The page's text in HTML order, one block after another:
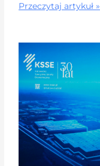
Przeczytaj artykuł »